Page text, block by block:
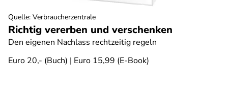
Richtig vererben und verschenken
Den eigenen Nachlass rechtzeitig regeln
Euro 20,- (Buch) | Euro 15,99 (E-Book)
Quelle: Verbraucherzentrale